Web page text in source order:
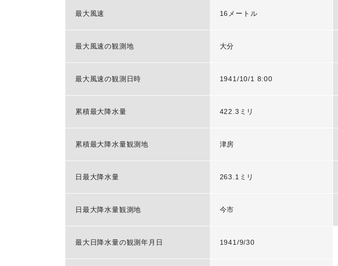
最大風速 16メートル
最大風速の観測地 大分
最大風速の観測日時 1941/10/1 8:00
累積最大降水量 422.3ミリ
累積最大降水量観測地 津房
日最大降水量 263.1ミリ
日最大降水量観測地 今市
最大日降水量の観測年月日 1941/9/30